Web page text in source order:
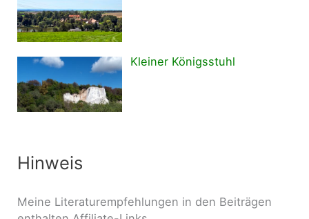
Kleiner Königsstuhl
Hinweis
Meine Literaturempfehlungen in den Beiträgen